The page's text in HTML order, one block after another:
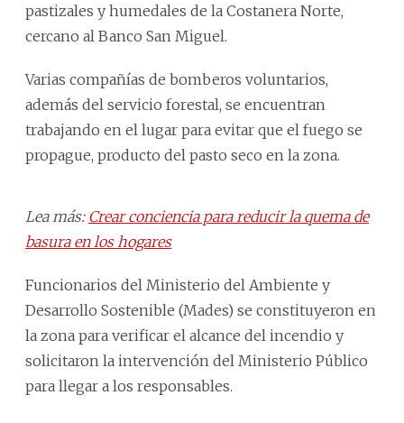
pastizales y humedales de la Costanera Norte,
cercano al Banco San Miguel.
Varias compañías de bomberos voluntarios,
además del servicio forestal, se encuentran
trabajando en el lugar para evitar que el fuego se
propague, producto del pasto seco en la zona.
Lea más: Crear conciencia para reducir la quema de
basura en los hogares
Funcionarios del Ministerio del Ambiente y
Desarrollo Sostenible (Mades) se constituyeron en
la zona para verificar el alcance del incendio y
solicitaron la intervención del Ministerio Público
para llegar a los responsables.